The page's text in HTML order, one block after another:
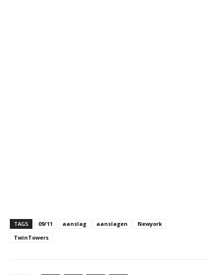
TAGS 09/11 aanslag aanslagen
Newyork
TwinTowers